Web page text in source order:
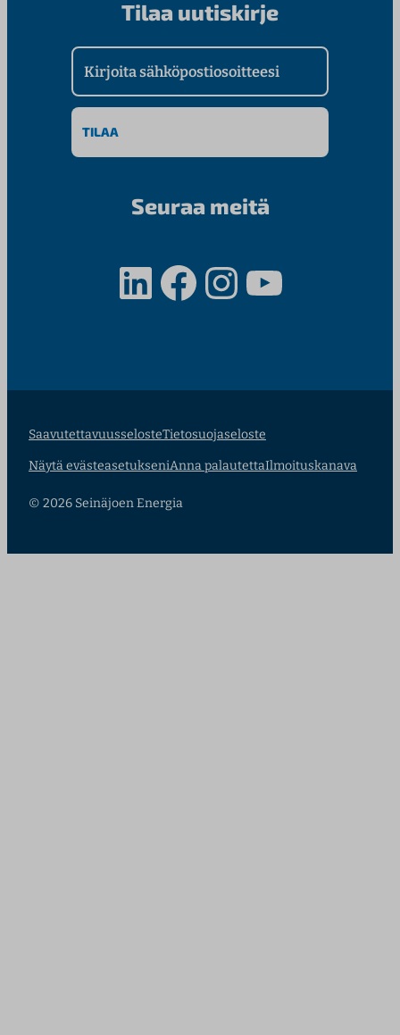
Tilaa uutiskirje
Kirjoita sähköpostiosoitteesi
Seuraa meitä
LinkedIn Facebook InstagramYouTube
SaavutettavuusselosteTietosuojaseloste
Näytä evästeasetukseniAnna palautettaIlmoituskanava
© 2026 Seinäjoen Energia